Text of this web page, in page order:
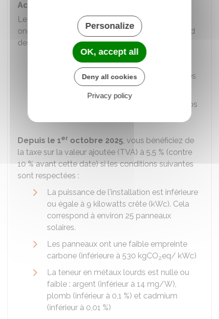
Achat et installation
Le prix des équipements (panneaux solaires,
onduleur, ...) et de leur pose est variable. Il dépend
des éléments suivants :
Matériaux utilisés
Méthode d'installation (panneaux solaires
intégrés ou simplement posés)
Choix du professionnel qui va installer vos
Depuis le 1er octobre 2025, vous bénéficiez de
la taxe sur la valeur ajoutée (TVA) à 5,5 % (contre
10 %avant cette date) si les conditions suivantes
sont respectées :
La puissance de l'installation est inférieure
ou égale à 9 kilowatts crête (kWc). Cela
correspond à environ 25 panneaux
solaires.
Les panneaux ont une faible empreinte
carbone (inférieure à 530 kgCO2eq/ kWc)
La teneur en métaux lourds est nulle ou
faible : argent (inférieur à 14 mg/W),
plomb (inférieur à 0,1 %) et cadmium
(inférieur à 0,01 %)
Personalize
OK, accept all
Deny all cookies
Privacy policy